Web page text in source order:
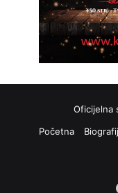
Oficijelna
Početna